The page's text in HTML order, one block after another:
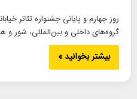
گروه‌های داخلی و بین‌المللی، شور و
بیشتر بخوانید »